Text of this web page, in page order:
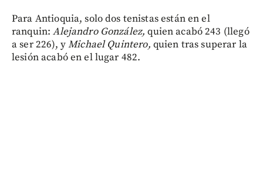
Para Antioquia, solo dos tenistas están en el
ranquin:Alejandro González,quien acabó 243 (llegó
a ser 226), yMichael Quintero, quien tras superar la
lesión acabó en el lugar 482.